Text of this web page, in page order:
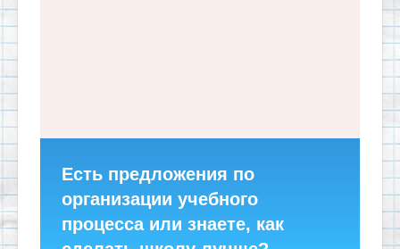
Есть предложения по
организации учебного
процесса или знаете, как